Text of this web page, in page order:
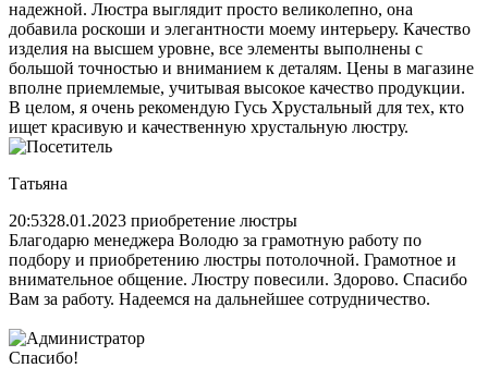
надежной. Люстра выглядит просто великолепно, она
добавила роскоши и элегантности моему интерьеру. Качество
изделия на высшем уровне, все элементы выполнены с
большой точностью и вниманием к деталям. Цены в магазине
вполне приемлемые, учитывая высокое качество продукции.
В целом, я очень рекомендую Гусь Хрустальный для тех, кто
ищет красивую и качественную хрустальную люстру.
Татьяна
20:5328.01.2023 приобретение люстры
Благодарю менеджера Володю за грамотную работу по
подбору и приобретению люстры потолочной. Грамотное и
внимательное общение. Люстру повесили. Здорово. Спасибо
Вам за работу. Надеемся на дальнейшее сотрудничество.
Спасибо!